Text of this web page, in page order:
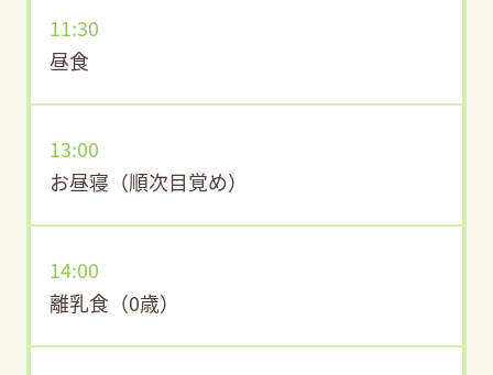
11:30
昼食
13:00
お昼寝（順次目覚め）
14:00
離乳食（0歳）